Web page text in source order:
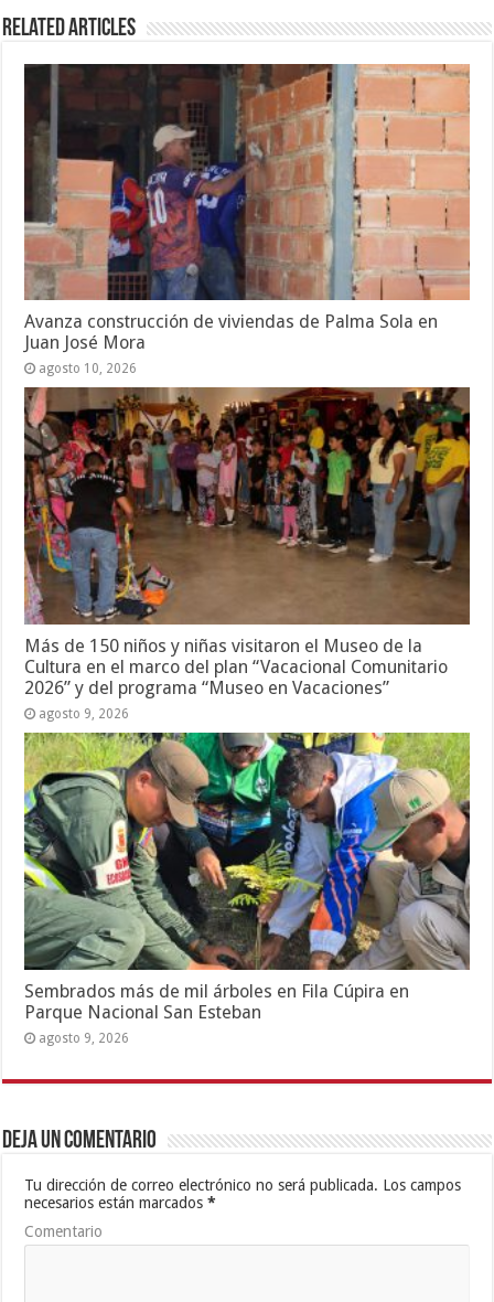
Related Articles
Avanza construcción de viviendas de Palma Sola en
Juan José Mora
agosto 10, 2026
Más de 150 niños y niñas visitaron el Museo de la
Cultura en el marco del plan “Vacacional Comunitario
2026” y del programa “Museo en Vacaciones”
agosto 9, 2026
Sembrados más de mil árboles en Fila Cúpira en
Parque Nacional San Esteban
agosto 9, 2026
Deja un comentario
Tu dirección de correo electrónico no será publicada. Los campos
necesarios están marcados*
Comentario